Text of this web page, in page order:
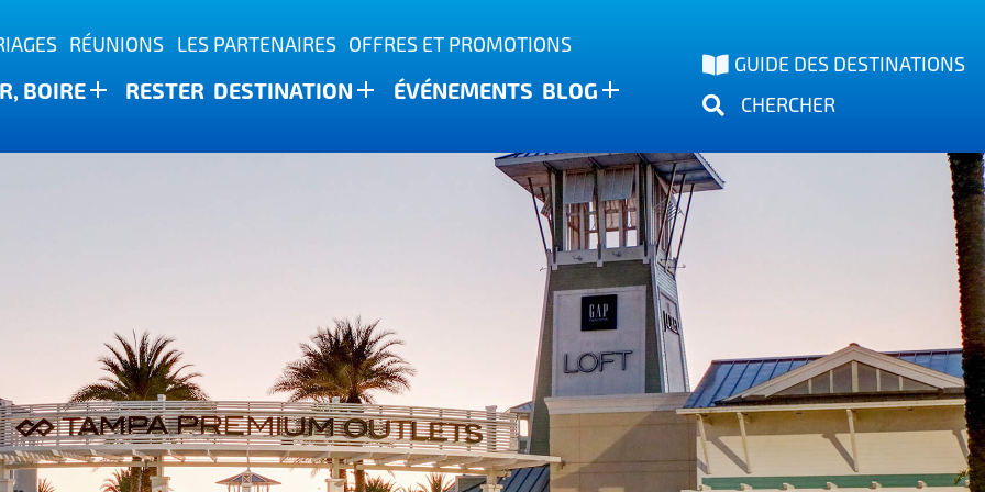
RÉUNIONS LES PARTENAIRES OFFRES ET PROMOTIONS
BOIRE RESTER DESTINATION ÉVÉNEMENTS BLOG
GUIDE DES DESTINATIONS
CHERCHER